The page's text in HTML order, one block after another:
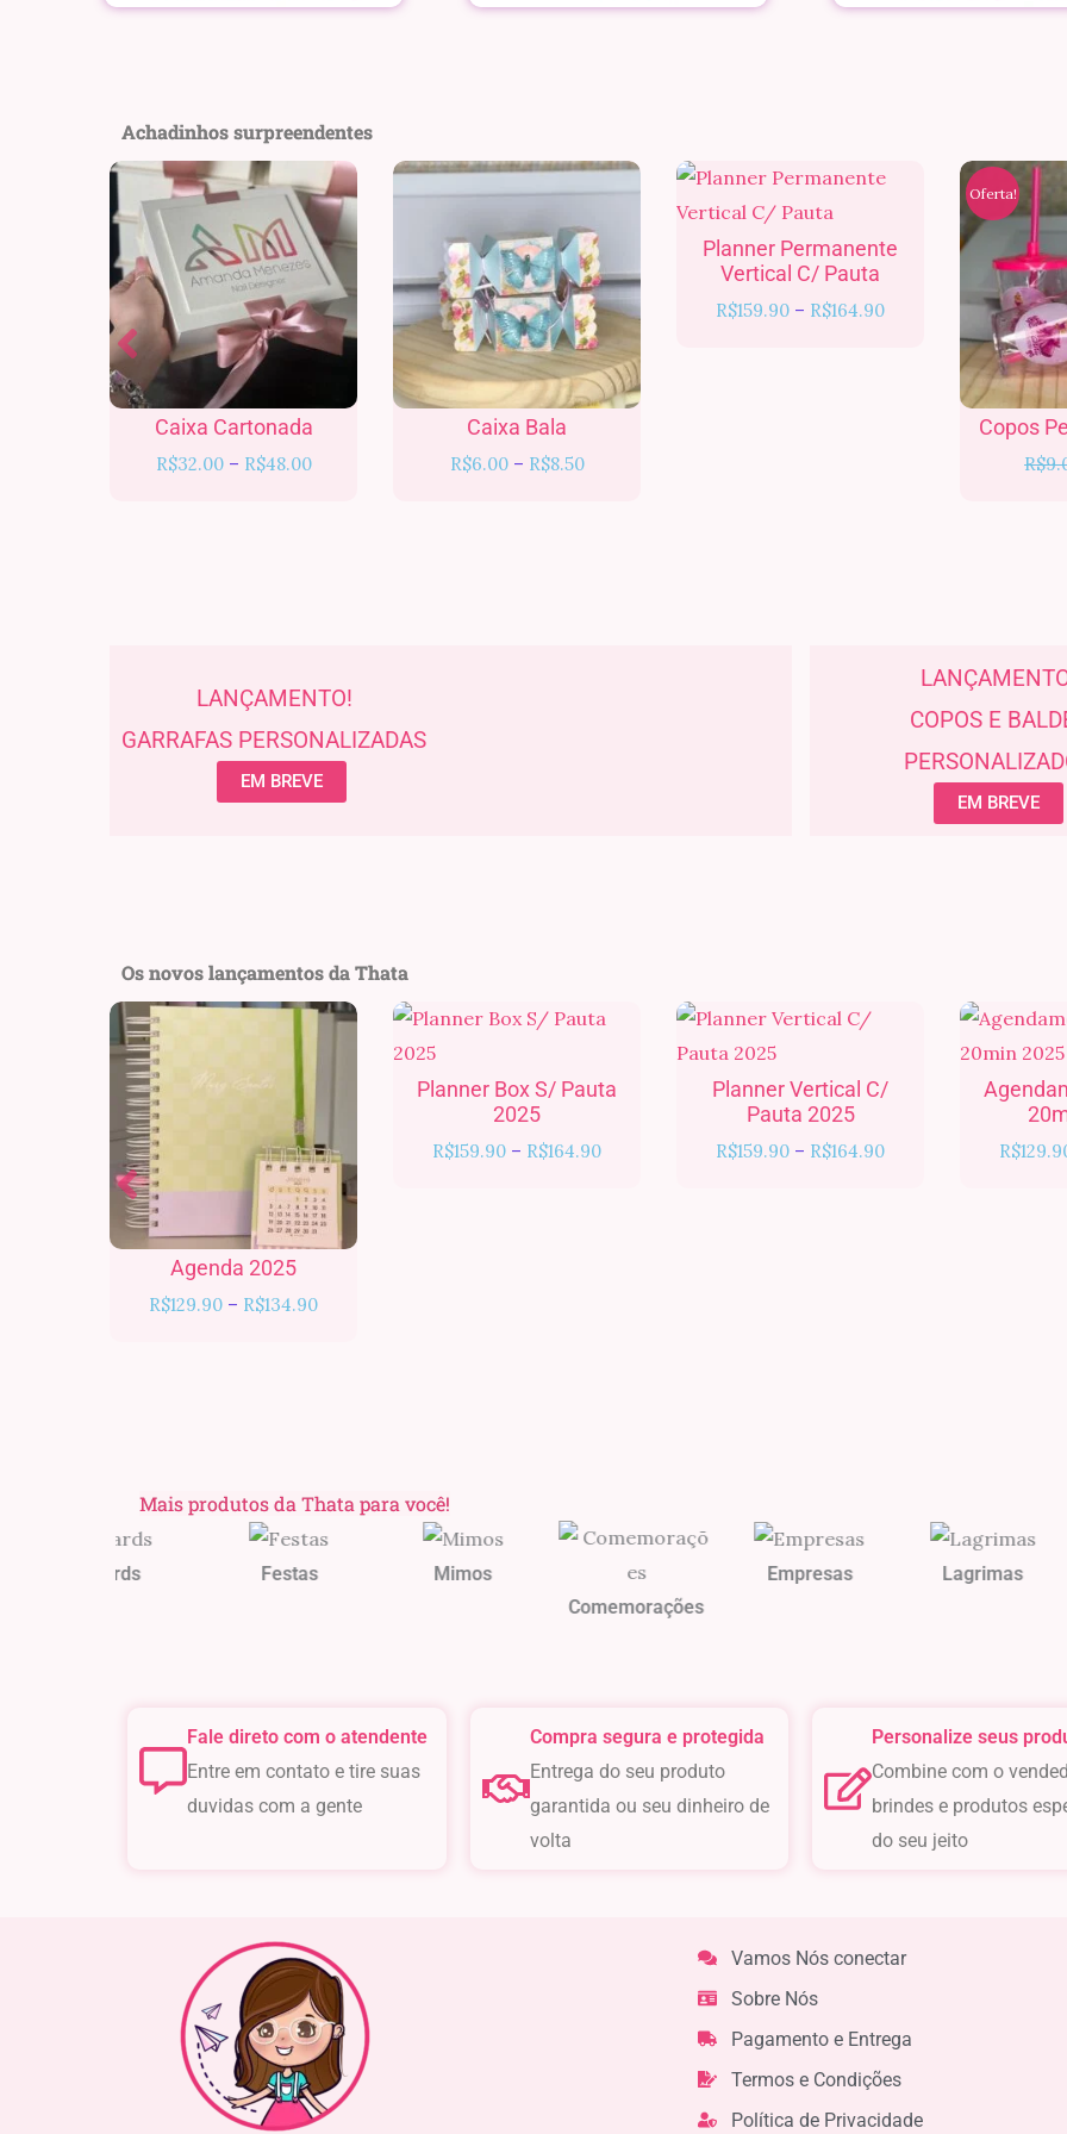
Caixa Cartonada
R$32.00 – R$48.00
Faixa
de
preço:
R$32.00
através
R$48.00
Caixa Bala
R$6.00 – R$8.50
Faixa
R$6.00
através
R$8.50
Planner Permanente
Vertical C/ Pauta
R$159.90 – R$164.90
de
Oferta!
Copos
R$
Achadinhos surpreendentes
EM BREVE
LANÇAMENTO!
GARRAFAS PERSONALIZADAS
EM BREVE
COPOS E
Os novos lançamentos da Thata
Agenda 2025
R$129.90 – R$134.90
Faixa
de
Planner Box S/ Pauta
2025
R$159.90 – R$164.90
de
R$159.90
Planner Vertical C/
Pauta 2025
R$159.90 – R$164.90
R$159.90
R$
Comemorações
Lagrimas
Mais produtos da Thata para você!
Fale direto com o atendente
Entre em contato e tire suas
duvidas com a gente
Compra segura e protegida
Entrega do seu produto
garantida ou seu dinheiro de
volta
Personalize seus
Combine com o
brindes e produtos
do seu jeito
Vamos Nós conectar
Sobre Nós
Pagamento e Entrega
Termos e Condições
Política de Privacidade